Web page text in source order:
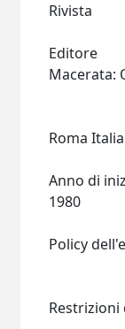
Rivista
Editore
Macerata:
Anno di
Policy
Restrizioni